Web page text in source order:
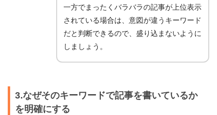
一方でまったくバラバラの記事が上位表示
されている場合は、意図が違うキーワード
だと判断できるので、盛り込まないように
しましょう。
3.なぜそのキーワードで記事を書いているか
を明確にする